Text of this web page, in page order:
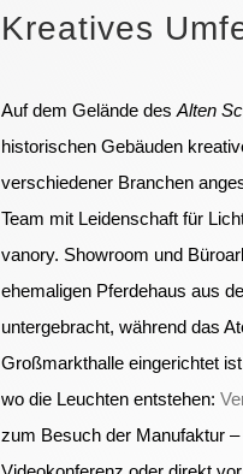
Kreatives
Auf dem Gelände desAlten
historischen Gebäuden
verschiedener Branchen
Team mit Leidenschaft für
vanory. Showroom und
ehemaligen Pferdehausaus
untergebracht, während das
Großmarkthalle eingerichtet
wo die Leuchten entstehen:
zum Besuch der Manufaktur